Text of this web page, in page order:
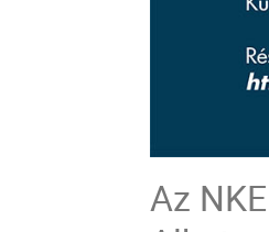
Az